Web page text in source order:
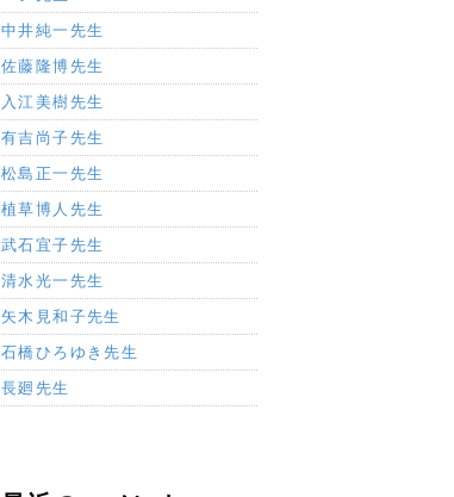
中井純一先生
佐藤隆博先生
入江美樹先生
有吉尚子先生
松島正一先生
植草博人先生
武石宜子先生
清水光一先生
矢木見和子先生
石橋ひろゆき先生
長廻先生